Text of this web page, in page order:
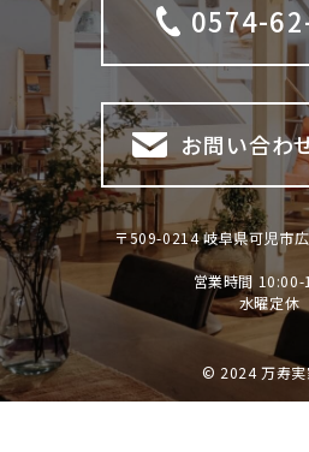
0574-
お問い合わ
〒509-0214 岐阜県可児市
営業時間 10:00-
​​​​​​​水曜定休
© 2024 万寿実